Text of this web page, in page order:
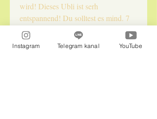
wird! Dieses Ubli ist serh
entspannend! Du solltest es mind. 7
mal hintereinander hören!
Instagram Telegram kanal YouTube